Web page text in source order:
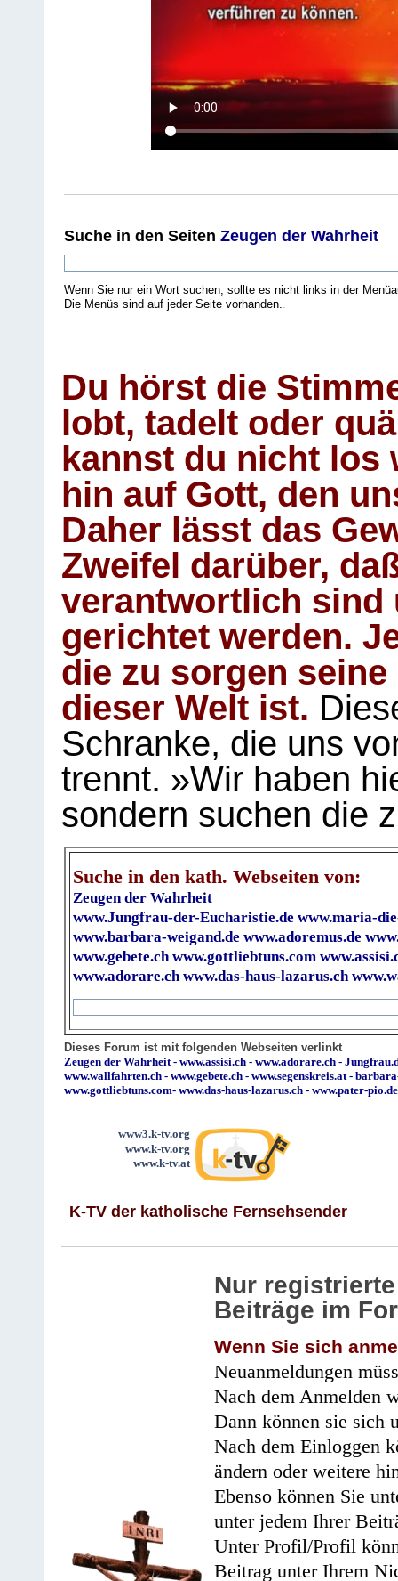
Suche in den Seiten Zeugen der Wahrheit
Wenn Sie nur ein Wort suchen, sollte es nicht links in der
Die Menüs sind auf jeder Seite vorhanden.
Du hörst die
lobt, tadelt oder
kannst du nicht los
hin auf Gott, den
Daher lässt das
Zweifel darüber,
verantwortlich sind
gerichtet werden.
die zu sorgen
dieser Welt ist.
Schranke, die uns
trennt. »Wir haben
sondern suchen die
Suche in den kath. Webseiten von:
Zeugen der Wahrheit
www.Jungfrau-der-Eucharistie.de www.maria-
www.barbara-weigand.de www.adoremus.de
www.gebete.ch www.gottliebtuns.com
www.adorare.ch www.das-haus-lazarus.ch
Dieses Forum ist mit folgenden Webseiten verlinkt
Zeugen der Wahrheit - www.assisi.ch - www.adorare.ch -
www.wallfahrten.ch - www.gebete.ch - www.segenskreis.at -
www.gottliebtuns.com- www.das-haus-lazarus.ch - www.pater-pio.de
www3.k-tv.org
www.k-tv.org
www.k-tv.at
K-TV der katholische Fernsehsender
Nur
Beiträge im
Wenn Sie sich
Neuanmeldungen
Nach dem Anmelden
Dann können sie sich
Nach dem Einloggen
ändern oder weitere
Ebenso können Sie
unter jedem Ihrer
Unter Profil/Profil
Beitrag unter Ihrem